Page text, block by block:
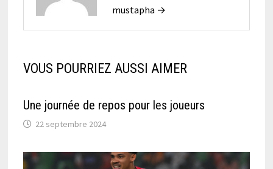
mustapha →
VOUS POURRIEZ AUSSI AIMER
Une journée de repos pour les joueurs
22 septembre 2024